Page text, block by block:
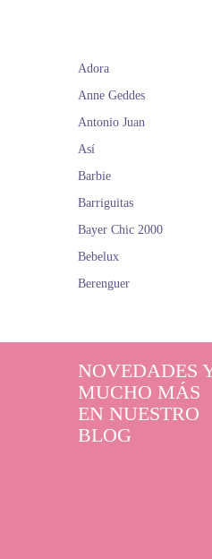
Adora
Anne Geddes
Antonio Juan
Así
Barbie
Barriguitas
Bayer Chic 2000
Bebelux
Berenguer
NOVEDADES
MUCHO MÁS
EN NUESTRO
BLOG